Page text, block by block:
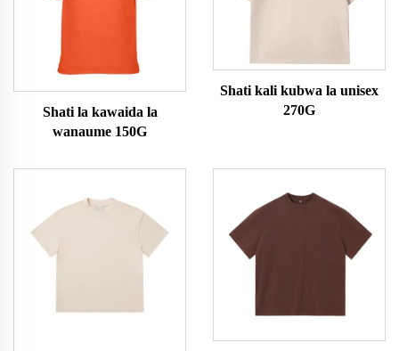
Shati la kawaida la
wanaume 150G
Shati kali kubwa la unisex
270G